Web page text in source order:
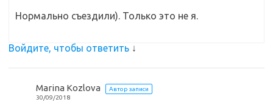
Нормально съездили). Только это не я.
Войдите, чтобы ответить ↓
Marina Kozlova
Автор записи
30/09/2018